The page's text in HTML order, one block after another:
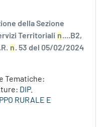
della Sezione
Territoriali n....B2,
n. 53 del 05/02/2024
Tematiche:
DIP.
RURALE E